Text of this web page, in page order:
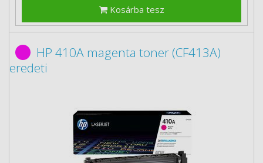
Kosárba tesz
HP 410A magenta toner (CF413A)
eredeti